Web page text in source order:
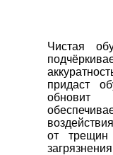
Чистая
придаст
обновит
от